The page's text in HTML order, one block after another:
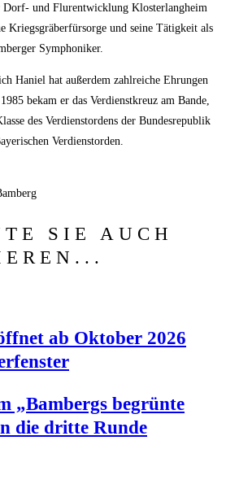
Dorf- und Flur­ent­wick­lung Klos­ter­lang­heim
Kriegs­grä­ber­für­sor­ge und sei­ne Tätig­keit als
Symphoniker.
Hani­el hat außer­dem zahl­rei­che Ehrun­gen
bekam er das Ver­dienst­kreuz am Ban­de,
des Ver­dienst­or­dens der Bun­des­re­pu­blik
Verdienstorden.
SIE AUCH
ab Okto­ber 2026
„Bam­bergs begrün­te
die drit­te Runde